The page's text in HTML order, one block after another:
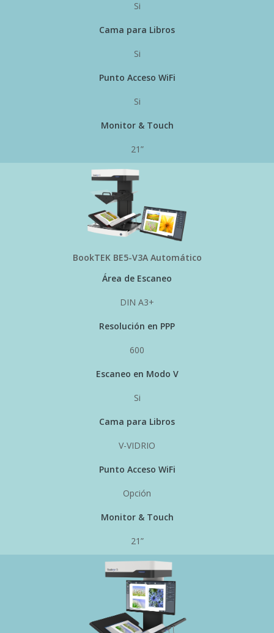
Si
Cama para Libros
Si
Punto Acceso WiFi
Si
Monitor & Touch
21”
BookTEK BE5-V3A Automático
Área de Escaneo
DIN A3+
Resolución en PPP
600
Escaneo en Modo V
Si
Cama para Libros
V-VIDRIO
Punto Acceso WiFi
Opción
Monitor & Touch
21”